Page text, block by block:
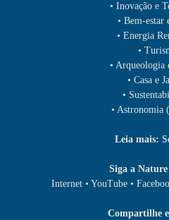
• Inovação e
• Bem-estar
• Energia
•
• Arqueologia
• Casa e
•
• Astronomia
Leia mais:
Siga a
Internet • YouTube •
Compartilhe